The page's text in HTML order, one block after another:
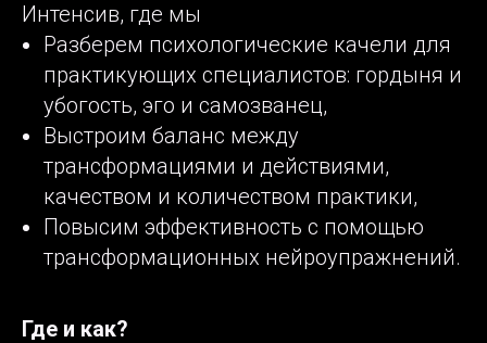
Интенсив, где мы
Разберем психологические качели для
практикующих специалистов: гордыня и
убогость, эго и самозванец,
Выстроим баланс между
трансформациями и действиями,
качеством и количеством практики,
Повысим эффективность с помощью
трансформационных нейроупражнений.
Где и как?